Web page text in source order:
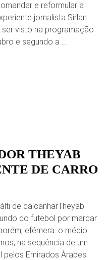
e reformular a
jornalista Sirlan
visto na programação
e segundo a …
THEYAB
DE CARRO
de calcanharTheyab
do futebol por marcar
efémera: o médio
na sequência de um
pelos Emirados Árabes